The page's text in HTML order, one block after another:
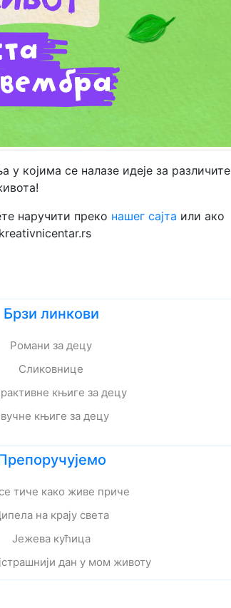
којима се налазе идеје за различите
наручити преко нашег сајта или ако
Брзи линкови
Романи за децу
Сликовнице
књиге за децу
књиге за децу
тиче како живе приче
на крају света
Јежева кућица
дан у мом животу